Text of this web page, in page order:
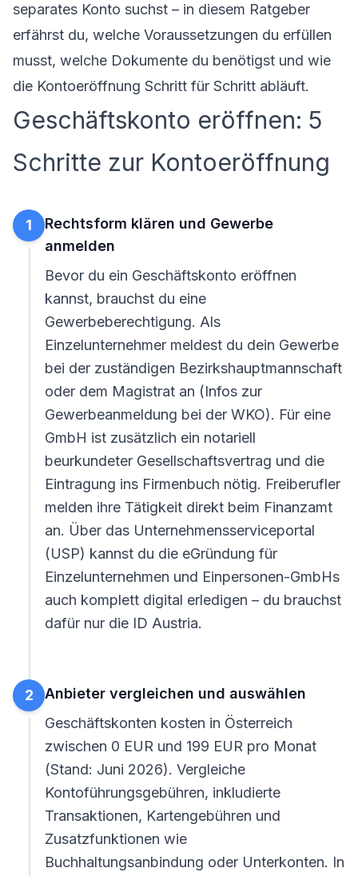
separates Konto suchst – in diesem Ratgeber
erfährst du, welche Voraussetzungen du erfüllen
musst, welche Dokumente du benötigst und wie
die Kontoeröffnung Schritt für Schritt abläuft.
Geschäftskonto eröffnen: 5
Schritte zur Kontoeröffnung
1
Rechtsform klären und Gewerbe
anmelden
Bevor du ein Geschäftskonto eröffnen
kannst, brauchst du eine
Gewerbeberechtigung. Als
Einzelunternehmer meldest du dein Gewerbe
bei der zuständigen Bezirkshauptmannschaft
oder dem Magistrat an (Infos zur
Gewerbeanmeldung bei der WKO). Für eine
GmbH ist zusätzlich ein notariell
beurkundeter Gesellschaftsvertrag und die
Eintragung ins Firmenbuch nötig. Freiberufler
melden ihre Tätigkeit direkt beim Finanzamt
an. Über das Unternehmensserviceportal
(USP) kannst du die eGründung für
Einzelunternehmen und Einpersonen-GmbHs
auch komplett digital erledigen – du brauchst
dafür nur die ID Austria.
2
Anbieter vergleichen und auswählen
Geschäftskonten kosten in Österreich
zwischen 0 EUR und 199 EUR pro Monat
(Stand: Juni 2026). Vergleiche
Kontoführungsgebühren, inkludierte
Transaktionen, Kartengebühren und
Zusatzfunktionen wie
Buchhaltungsanbindung oder Unterkonten. In